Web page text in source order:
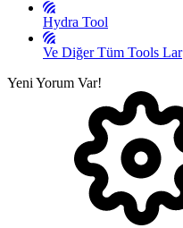
Hydra Tool
Ve Diğer Tüm Tools Lar
Yeni Yorum Var!